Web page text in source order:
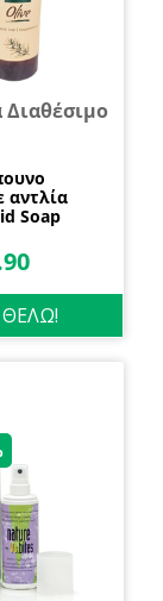
αντλία
Soap